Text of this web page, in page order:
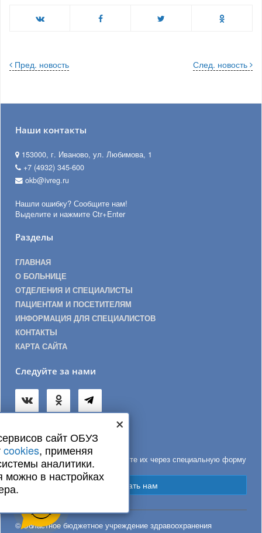
След. новость
Пред. новость
Наши контакты
153000, г. Иваново, ул. Любимова, 1
+7 (4932) 345-600
okb@ivreg.ru
Нашли ошибку? Сообщите нам!
Выделите и нажмите Ctr+Enter
Разделы
ГЛАВНАЯ
О БОЛЬНИЦЕ
ОТДЕЛЕНИЯ И СПЕЦИАЛИСТЫ
ПАЦИЕНТАМ И ПОСЕТИТЕЛЯМ
ИНФОРМАЦИЯ ДЛЯ СПЕЦИАЛИСТОВ
КОНТАКТЫ
КАРТА САЙТА
Следуйте за нами
Обратная связь
Если у вас есть вопросы, задайте их через специальную форму
Написать нам
© Областное бюджетное учреждение здравоохранения
×
сайт ОБУЗ
cookies, применяя
аналитики.
можно в настройках